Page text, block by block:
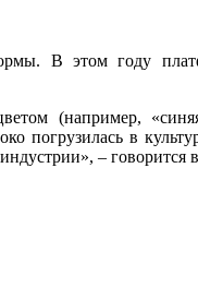
В этом году
(например,
погрузилась в
– говорится в